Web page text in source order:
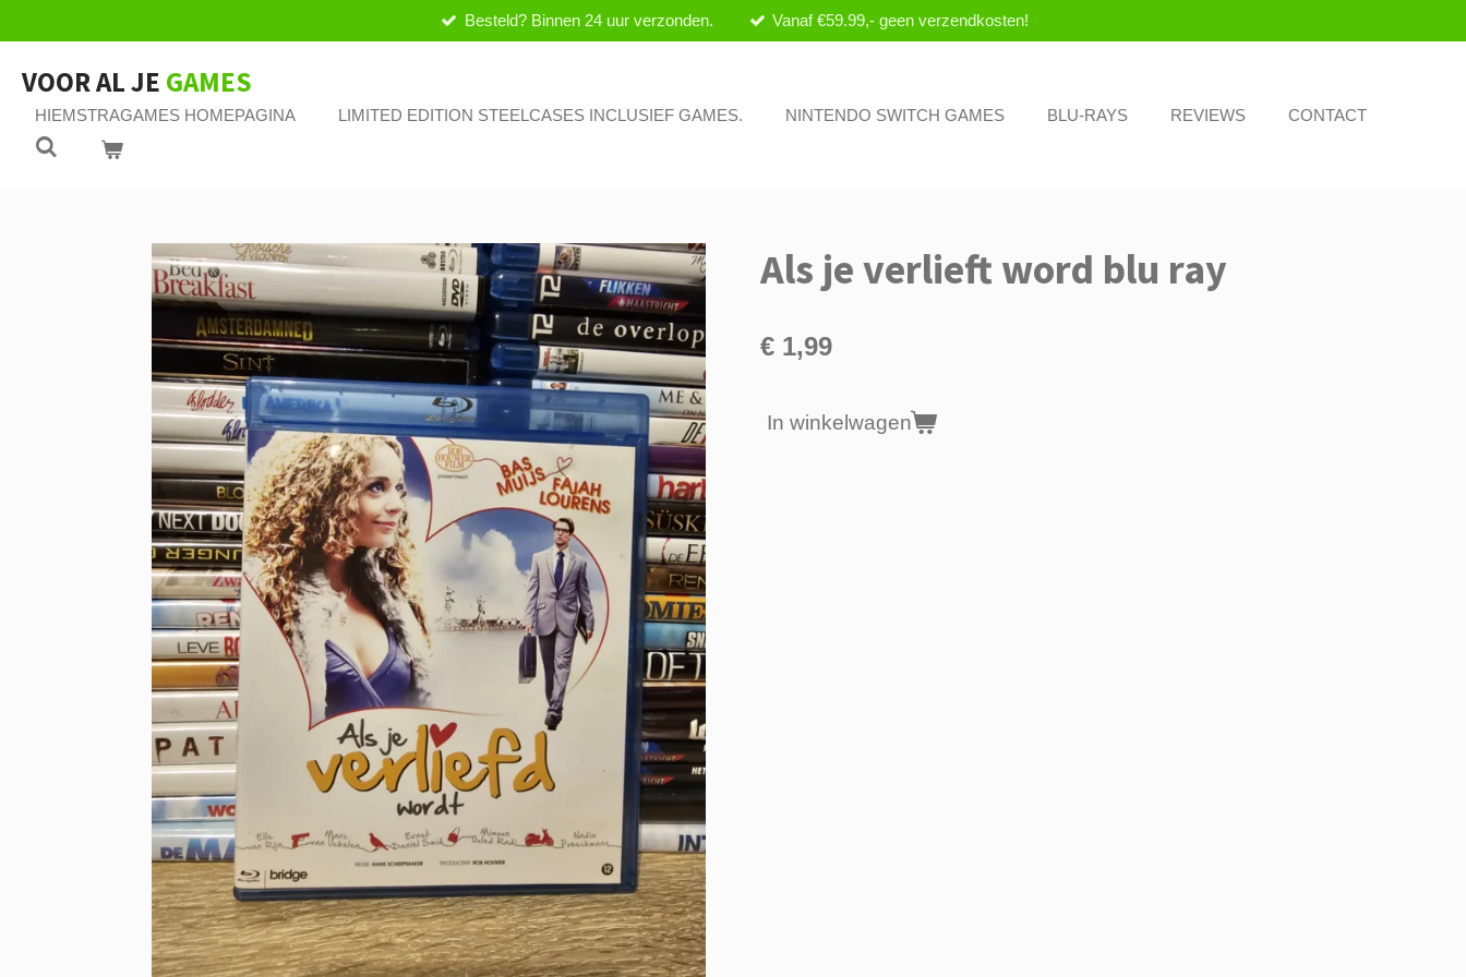
direct
naar
de
hoofdinhoud
Besteld? Binnen 24 uur verzonden. Vanaf €59.99,- geen verzendkosten!
VOOR AL JE GAMES
HIEMSTRAGAMES HOMEPAGINA LIMITED EDITION STEELCASES INCLUSIEF GAMES. NINTENDO SWITCH GAMES BLU-RAYS REVIEWS CONTACT
Als je verlieft word blu ray
€ 1,99
In winkelwagen